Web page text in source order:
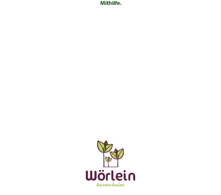
Mithilfe.